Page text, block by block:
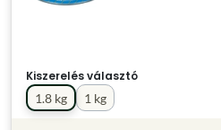
Kiszerelés választó
1 kg
1.8 kg